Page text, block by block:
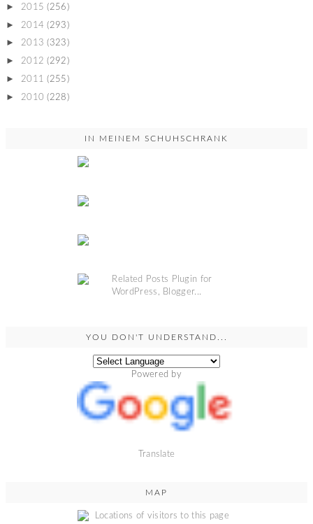
► 2015 (256)
► 2014 (293)
► 2013 (323)
► 2012 (292)
► 2011 (255)
► 2010 (228)
IN MEINEM SCHUHSCHRANK
YOU DON'T UNDERSTAND...
Powered by
Translate
MAP